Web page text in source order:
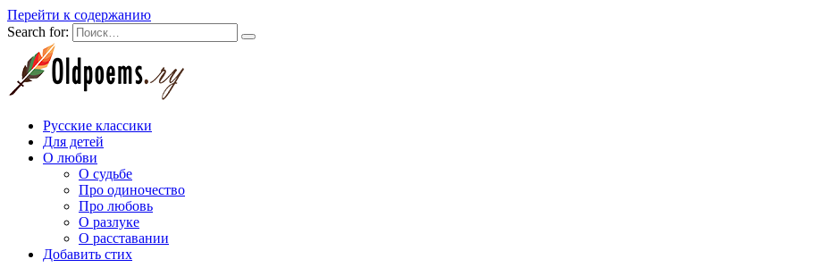
Перейти к содержанию
Search for:
Русские классики
Для детей
О любви
О судьбе
Про одиночество
Про любовь
О разлуке
О расставании
Добавить стих